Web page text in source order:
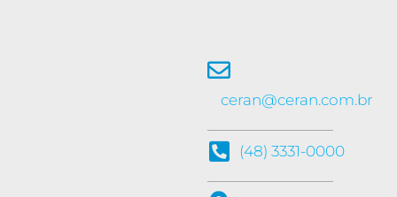
ceran@ceran.com.br
(48) 3331-0000